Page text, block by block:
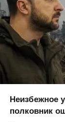
Неизбежное
полковник